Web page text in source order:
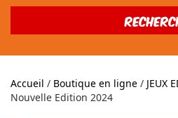
Accueil / Boutique en ligne / JEUX
Nouvelle Edition 2024